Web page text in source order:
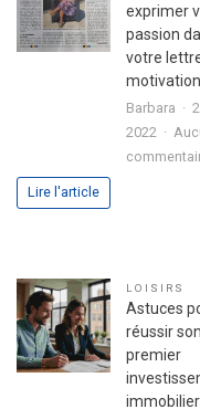
exprimer
passion
votre
motivation
Barbara
2022
Lire l'article
LOISIRS
Astuces
réussir son
premier